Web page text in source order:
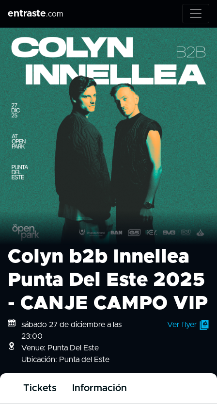
entraste.com
Colyn b2b Innellea
Punta Del Este 2025
- CANJE CAMPO VIP
sábado 27 de diciembre a las
23:00
Venue: Punta Del Este
Ubicación: Punta del Este
Ver flyer
Tickets Información